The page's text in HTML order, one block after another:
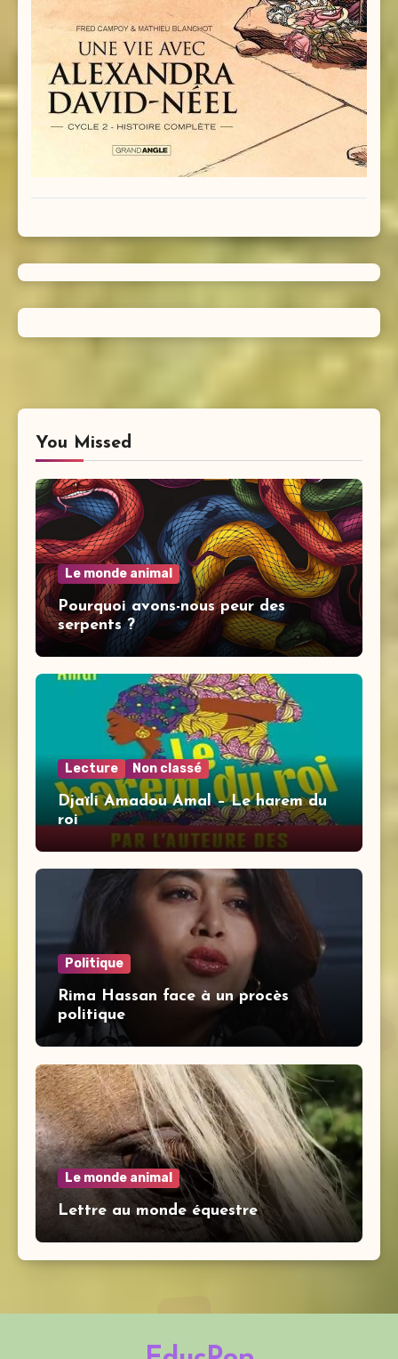
You Missed
Le monde animal
Pourquoi avons-nous peur des
serpents ?
Lecture Non classé
Djaïli Amadou Amal – Le harem du
roi
Politique
Rima Hassan face à un procès
politique
Le monde animal
Lettre au monde équestre